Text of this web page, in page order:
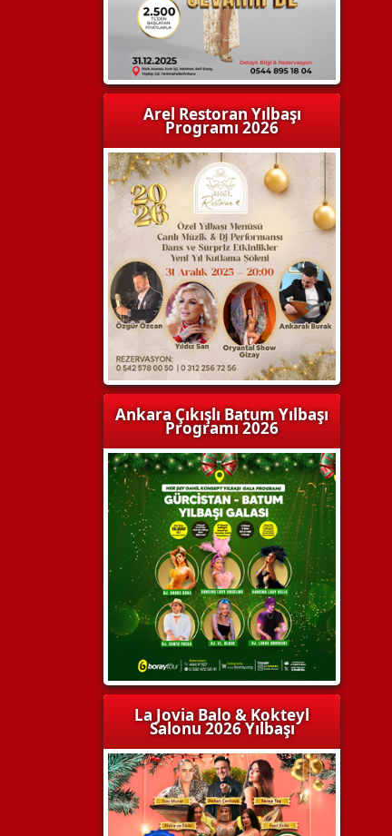
Arel Restoran Yılbaşı
Programı 2026
Ankara Çıkışlı Batum Yılbaşı
Programı 2026
La Jovia Balo & Kokteyl
Salonu 2026 Yılbaşı